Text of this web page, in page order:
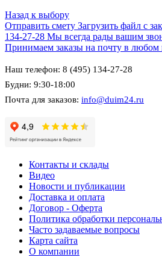
Назад к выбору
Отправить смету Загрузить файл с
134-27-28 Мы всегда рады вашим
Принимаем заказы на почту в любом
Наш телефон: 8 (495) 134-27-28
Будни: 9:30-18:00
Почта для заказов: info@duim24.ru
Контакты и склады
Видео
Новости и публикации
Доставка и оплата
Договор - Оферта
Политика обработки
Часто задаваемые вопросы
Карта сайта
О компании